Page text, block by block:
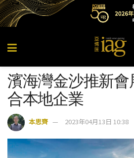
濱海灣金沙推新
合本地企業
本思齊 2023年04月13日 10:38